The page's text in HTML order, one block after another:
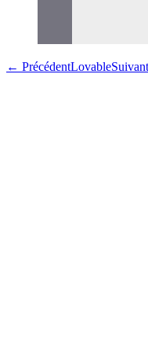
← PrécédentLovableSuivant